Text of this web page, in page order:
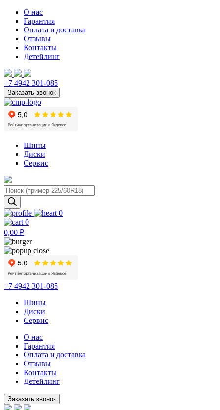
О нас
Гарантия
Оплата и доставка
Отзывы
Контакты
Детейлинг
+7 4942 301-085
Шины
Диски
Сервис
Поиск
товаров
0
0
0,00 ₽
+7 4942 301-085
Шины
Диски
Сервис
О нас
Гарантия
Оплата и доставка
Отзывы
Контакты
Детейлинг